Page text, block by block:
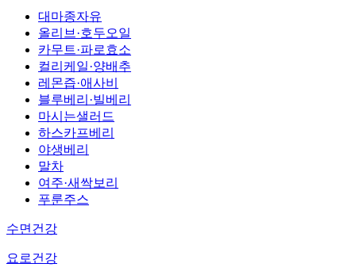
대마종자유
올리브·호두오일
카무트·파로효소
컬리케일·양배추
레몬즙·애사비
블루베리·빌베리
마시는샐러드
하스카프베리
야생베리
말차
여주·새싹보리
푸룬주스
수면건강
요로건강